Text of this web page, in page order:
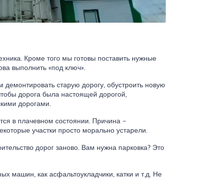
Кроме того мы готовы поставить нужные
выполнить «под ключ».
старую дорогу, обустроить новую
дорога была настоящей дорогой,
дорогами.
в плачевном состоянии. Причина –
участки просто морально устарели.
дорог заново. Вам нужна парковка? Это
машин, как асфальтоукладчики, катки и т.д. Не